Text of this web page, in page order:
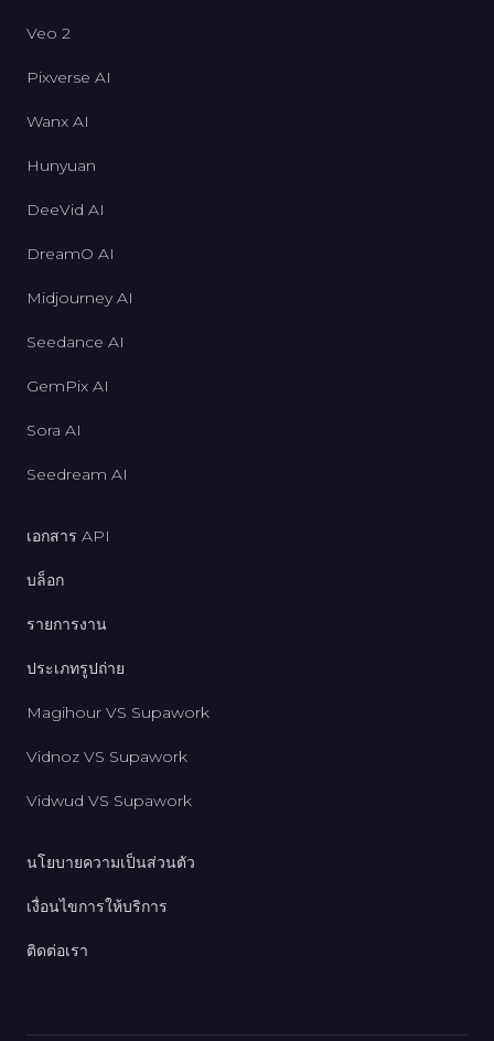
Veo 2
Pixverse AI
Wanx AI
Hunyuan
DeeVid AI
DreamO AI
Midjourney AI
Seedance AI
GemPix AI
Sora AI
Seedream AI
เอกสาร API
บล็อก
รายการงาน
ประเภทรูปถ่าย
Magihour VS Supawork
Vidnoz VS Supawork
Vidwud VS Supawork
นโยบายความเป็นส่วนตัว
เงื่อนไขการให้บริการ
ติดต่อเรา